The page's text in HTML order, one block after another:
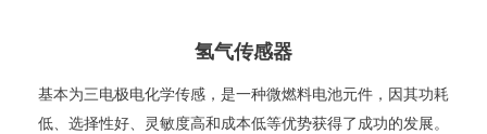
氢气传感器
基本为三电极电化学传感，是一种微燃料电池元件，因其功耗
低、选择性好、灵敏度高和成本低等优势获得了成功的发展。